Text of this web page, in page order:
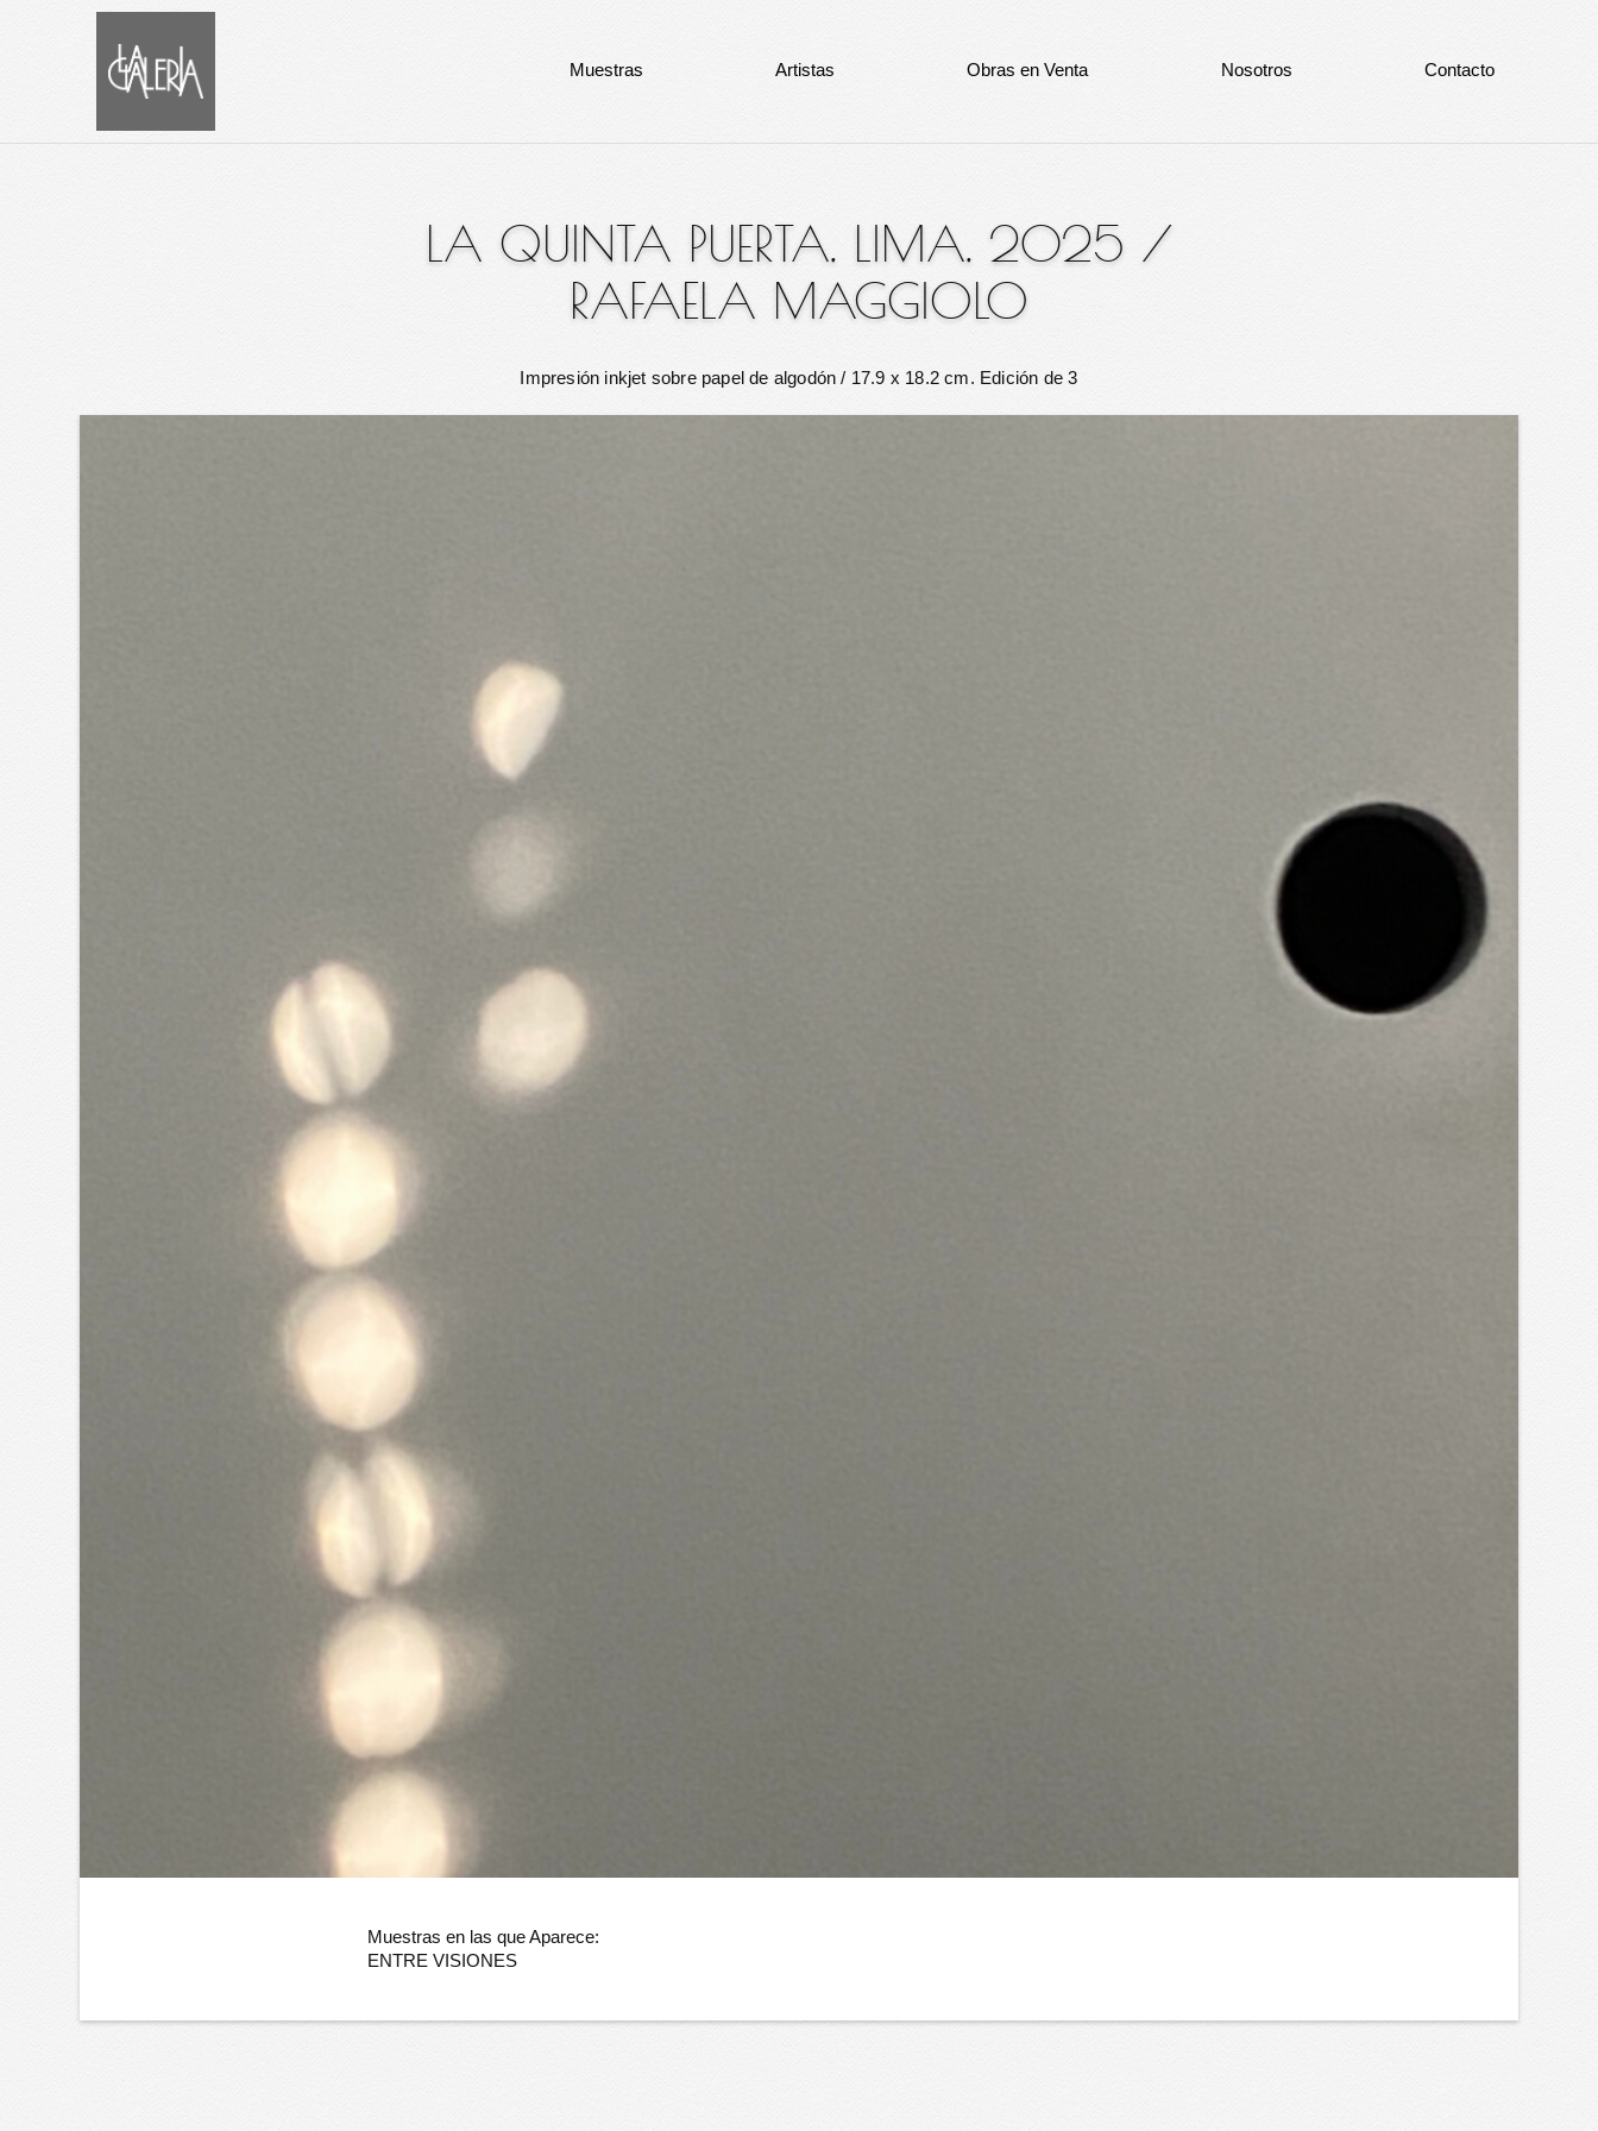
Muestras Artistas Obras en Venta Nosotros Contacto
LA QUINTA PUERTA, LIMA, 2025 /
RAFAELA MAGGIOLO
Impresión inkjet sobre papel de algodón / 17.9 x 18.2 cm. Edición de 3
Muestras en las que Aparece:
ENTRE VISIONES